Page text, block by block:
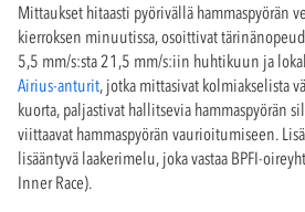
Mittaukset hitaasti pyörivällä hammaspyörän
kierroksen minuutissa, osoittivat
5,5 mm/s:sta 21,5 mm/s:iin huhtikuun ja
Airius-anturit, jotka mittasivat kolmiakselista
kuorta, paljastivat hallitsevia hammaspyörän
viittaavat hammaspyörän vaurioitumiseen.
lisääntyvä laakerimelu, joka vastaa BPFI-
Inner Race).